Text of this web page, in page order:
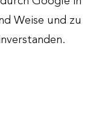
Weise und zu